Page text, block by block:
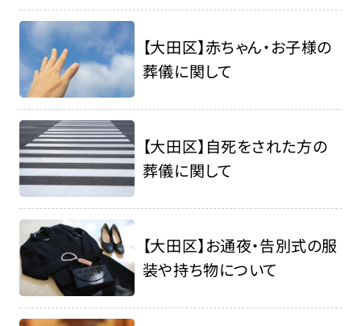
【大田区】赤ちゃん・お子様の
葬儀に関して
【大田区】自死をされた方の
葬儀に関して
【大田区】お通夜・告別式の服
装や持ち物について